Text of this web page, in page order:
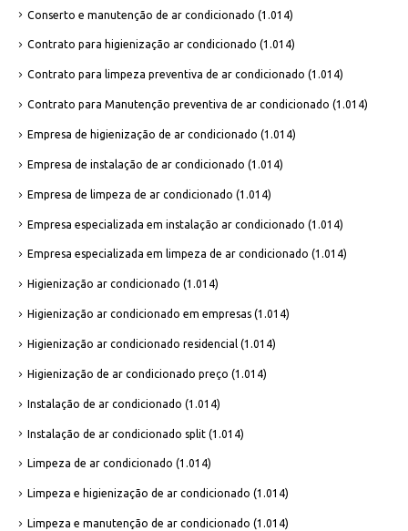
Conserto e manutenção de ar condicionado (1.014)
Contrato para higienização ar condicionado (1.014)
Contrato para limpeza preventiva de ar condicionado (1.014)
Contrato para Manutenção preventiva de ar condicionado (1.014)
Empresa de higienização de ar condicionado (1.014)
Empresa de instalação de ar condicionado (1.014)
Empresa de limpeza de ar condicionado (1.014)
Empresa especializada em instalação ar condicionado (1.014)
Empresa especializada em limpeza de ar condicionado (1.014)
Higienização ar condicionado (1.014)
Higienização ar condicionado em empresas (1.014)
Higienização ar condicionado residencial (1.014)
Higienização de ar condicionado preço (1.014)
Instalação de ar condicionado (1.014)
Instalação de ar condicionado split (1.014)
Limpeza de ar condicionado (1.014)
Limpeza e higienização de ar condicionado (1.014)
Limpeza e manutenção de ar condicionado (1.014)